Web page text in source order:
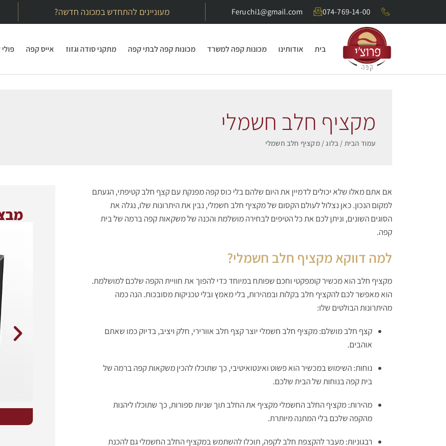
074-769-14-00
Feruchi1@gmail.com מעוניינים להתחדש במכונה חדשה?
בית אודותינו מכונות קפה למשרד מכונות קפה לבתי קפה מתקני סודה וגזוז אייס קפה
מקציף חלב חשמלי
עמוד הבית / בלוג / מקציף חלב חשמלי
אם אתם מאלו שלא יכולים לדמיין את היום שלהם בלי כוס קפה מפנקת עם קצף חלב קטיפתי, הגעתם
למקום הנכון. כאן נצלול לעולם הקסום של מקציף חלב חשמלי, נבין את היתרונות שלו, נגלה את
הסוגים השונים, וניתן לכם את כל הטיפים לבחירה מושלמת והכנה של משקאות קפה ברמה של בית
קפה.
למה דווקא מקציף חלב חשמלי?
מקציף חלב הוא מכשיר קומפקטי וחכם שפותח במיוחד כדי להפוך את חוויית הקפה שלכם למושלמת.
הוא מאפשר לכם להקציף חלב בקלות ובמהירות, בלי מאמץ ובלי טכניקות מסובכות. הנה כמה
מהיתרונות הבולטים שלו:
קצף חלב מושלם: מקציף חלב חשמלי יוצר קצף חלב אוורירי, חלק ויציב, בדיוק כמו שאתם
אוהבים.
נוחות: השימוש במכשיר הוא פשוט ואינטואיטיבי, כך שתוכלו להכין משקאות קפה ברמה של
בית קפה בנוחות של הבית שלכם.
מהירות: מקציף החלב החשמלי מקציף את החלב תוך שניות ספורות, כך שתוכלו ליהנות
מהקפה שלכם בלי המתנה מיותרת.
רבגוניות: מעבר להקצפת חלב לקפה, תוכלו להשתמש במקציף החלב החשמלי גם להכנת